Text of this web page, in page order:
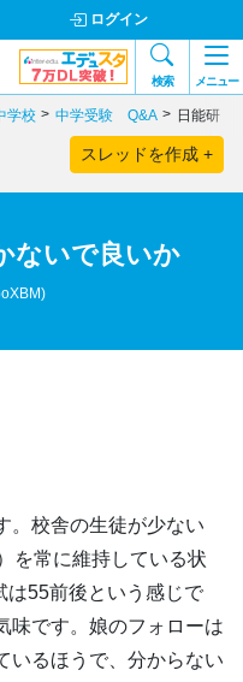
ログイン
検索 メニュー
学校 中学受験 Q&A 日能研５
スレッドを作成 +
ないで良いか
。校舎の生徒が少ない
を常に維持している状
は55前後という感じで
味です。娘のフォローは
いるほうで、分からない